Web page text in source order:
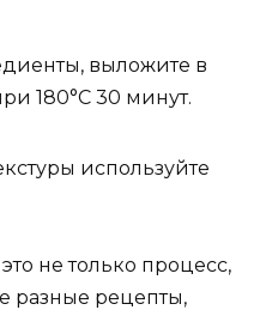
выложите в
180°C 30 минут.
используйте
не только процесс,
разные рецепты,